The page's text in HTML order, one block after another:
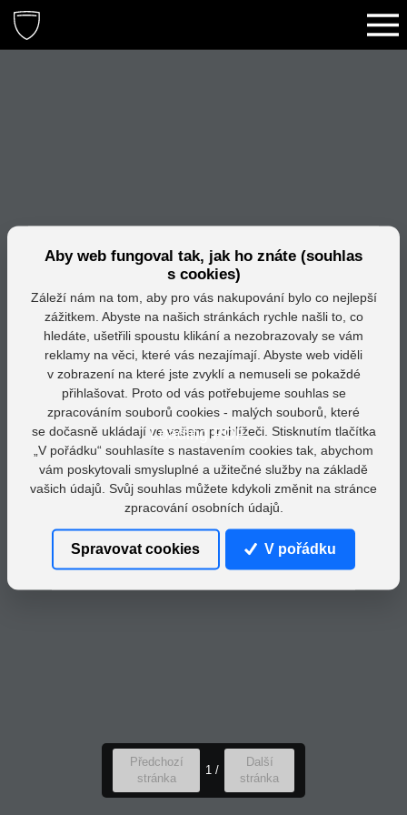
Loading PDF...
Předchozí
stránka
1 /
Další
stránka
Aby web fungoval tak, jak ho znáte (souhlas
s cookies)
Záleží nám na tom, aby pro vás nakupování bylo co nejlepší
zážitkem. Abyste na našich stránkách rychle našli to, co
hledáte, ušetřili spoustu klikání a nezobrazovaly se vám
reklamy na věci, které vás nezajímají. Abyste web viděli
v zobrazení na které jste zvyklí a nemuseli se pokaždé
přihlašovat. Proto od vás potřebujeme souhlas se
zpracováním souborů cookies - malých souborů, které
se dočasně ukládají ve vašem prohlížeči. Stisknutím tlačítka
„V pořádku“ souhlasíte s nastavením cookies tak, abychom
vám poskytovali smysluplné a užitečné služby na základě
vašich údajů. Svůj souhlas můžete kdykoli změnit na stránce
zpracování osobních údajů.
Spravovat cookies V pořádku